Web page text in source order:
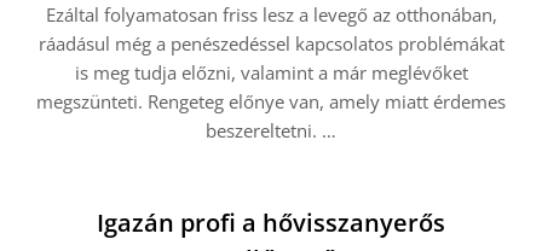
Ezáltal folyamatosan friss lesz a levegő az otthonában,
ráadásul még a penészedéssel kapcsolatos problémákat
is meg tudja előzni, valamint a már meglévőket
megszünteti. Rengeteg előnye van, amely miatt érdemes
beszereltetni. …
Igazán profi a hővisszanyerős